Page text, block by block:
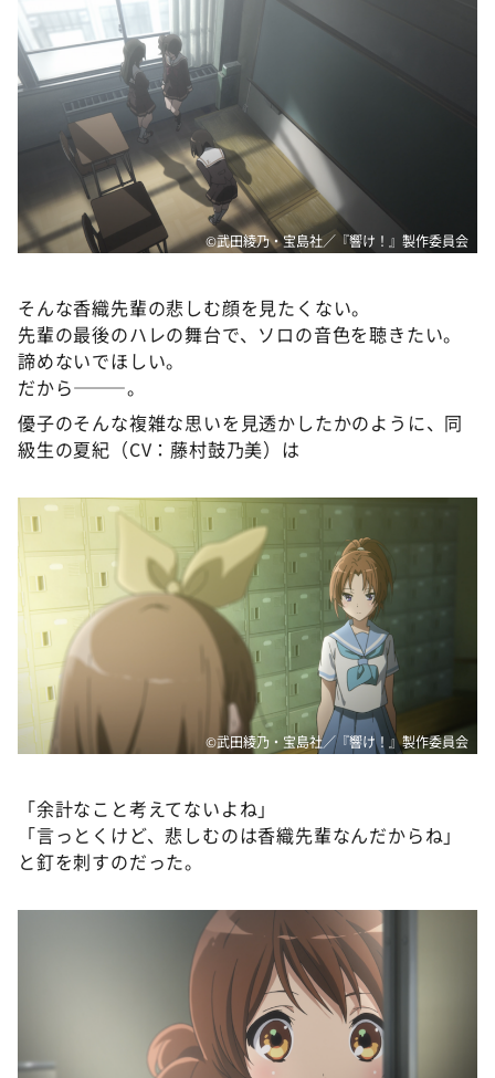
©武田綾乃・宝島社／『響け！』製作委員会
そんな香織先輩の悲しむ顔を見たくない。
先輩の最後のハレの舞台で、ソロの音色を聴きたい。
諦めないでほしい。
だから———。
優子のそんな複雑な思いを見透かしたかのように、同
級生の夏紀（CV：藤村鼓乃美）は
©武田綾乃・宝島社／『響け！』製作委員会
「余計なこと考えてないよね」
「言っとくけど、悲しむのは香織先輩なんだからね」
と釘を刺すのだった。